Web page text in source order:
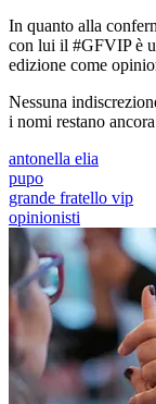
In quanto alla
con lui il #GFVIP è
edizione come
Nessuna
i nomi restano
antonella elia
pupo
grande fratello vip
opinionisti